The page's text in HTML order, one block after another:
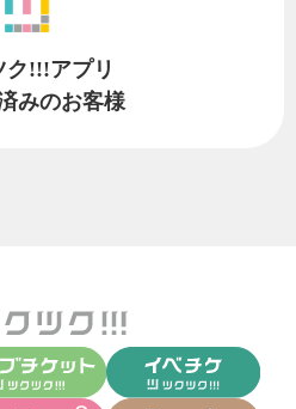
ク!!!アプリ
みのお客様